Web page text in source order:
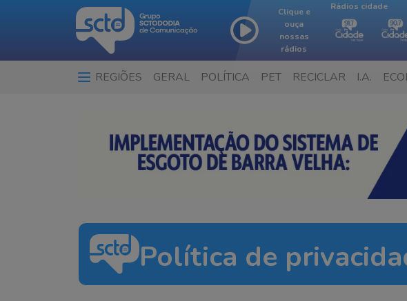
Clique e
ouça
nossas
rádios
Rádios cidade
REGIÕES GERAL POLÍTICA PET RECICLAR I.A.
Política de